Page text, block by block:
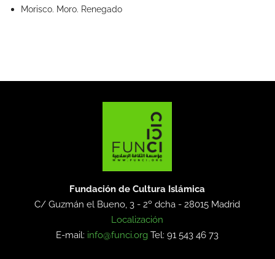
Morisco. Moro. Renegado
Fundación de Cultura Islámica
C/ Guzmán el Bueno, 3 - 2º dcha -28015 Madrid
Localización
E-mail: info@funci.org Tel: 91 543 46 73